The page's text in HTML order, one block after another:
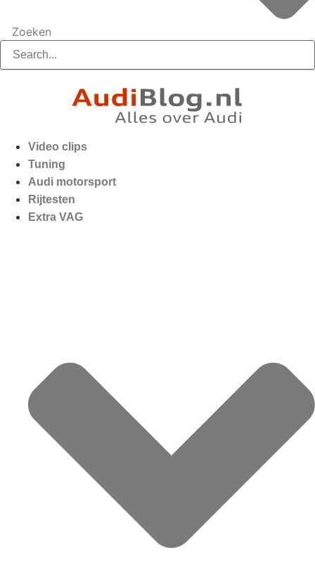
Zoeken
Video clips
Tuning
Audi motorsport
Rijtesten
Extra VAG